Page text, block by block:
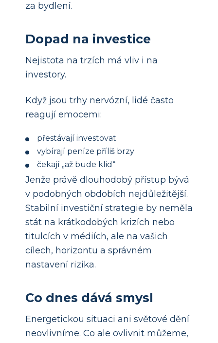
za bydlení.
Dopad na investice
Nejistota na trzích má vliv i na
investory.
Když jsou trhy nervózní, lidé často
reagují emocemi:
přestávají investovat
vybírají peníze příliš brzy
čekají „až bude klid“
Jenže právě dlouhodobý přístup bývá
v podobných obdobích nejdůležitější.
Stabilní investiční strategie by neměla
stát na krátkodobých krizích nebo
titulcích v médiích, ale na vašich
cílech, horizontu a správném
nastavení rizika.
Co dnes dává smysl
Energetickou situaci ani světové dění
neovlivníme. Co ale ovlivnit můžeme,